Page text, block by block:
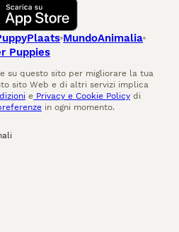
MundoAnimalia
Puppies
su questo sito per migliorare la tua
sito Web e di altri servizi implica
e Privacy e Cookie Policy di
in ogni momento.